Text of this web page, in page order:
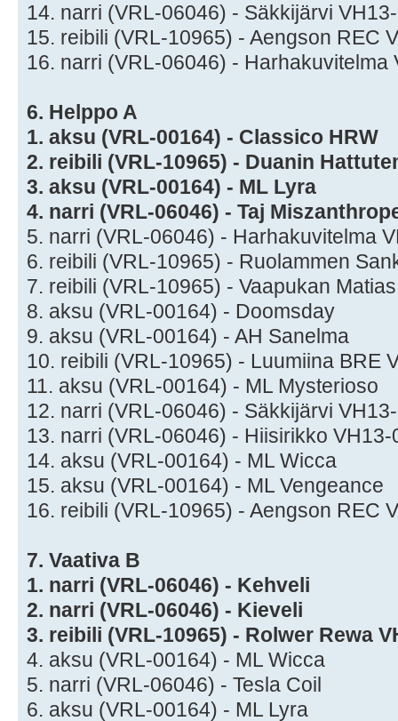
14. narri (VRL-06046) - Säkkijärvi
15. reibili (VRL-10965) - Aengson REC
16. narri (VRL-06046) - Harhakuvitelma
6. Helppo A
1. aksu (VRL-00164) - Classico HRW
2. reibili (VRL-10965) - Duanin
3. aksu (VRL-00164) - ML Lyra
4. narri (VRL-06046) - Taj
5. narri (VRL-06046) - Harhakuvitelma
6. reibili (VRL-10965) - Ruolammen
7. reibili (VRL-10965) - Vaapukan Matias
8. aksu (VRL-00164) - Doomsday
9. aksu (VRL-00164) - AH Sanelma
10. reibili (VRL-10965) - Luumiina BRE
11. aksu (VRL-00164) - ML Mysterioso
12. narri (VRL-06046) - Säkkijärvi
13. narri (VRL-06046) - Hiisirikko
14. aksu (VRL-00164) - ML Wicca
15. aksu (VRL-00164) - ML Vengeance
16. reibili (VRL-10965) - Aengson REC
7. Vaativa B
1. narri (VRL-06046) - Kehveli
2. narri (VRL-06046) - Kieveli
3. reibili (VRL-10965) - Rolwer Rewa
4. aksu (VRL-00164) - ML Wicca
5. narri (VRL-06046) - Tesla Coil
6. aksu (VRL-00164) - ML Lyra